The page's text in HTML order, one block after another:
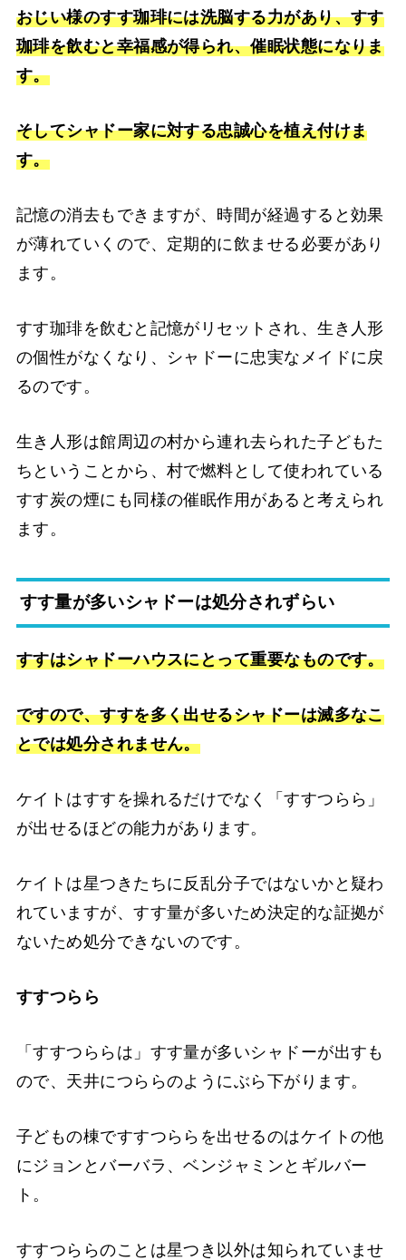
おじい様のすす珈琲には洗脳する力があり、すす
珈琲を飲むと幸福感が得られ、催眠状態になりま
す。
そしてシャドー家に対する忠誠心を植え付けま
す。
記憶の消去もできますが、時間が経過すると効果
が薄れていくので、定期的に飲ませる必要があり
ます。
すす珈琲を飲むと記憶がリセットされ、生き人形
の個性がなくなり、シャドーに忠実なメイドに戻
るのです。
生き人形は館周辺の村から連れ去られた子どもた
ちということから、村で燃料として使われている
すす炭の煙にも同様の催眠作用があると考えられ
ます。
すす量が多いシャドーは処分されずらい
すすはシャドーハウスにとって重要なものです。
ですので、すすを多く出せるシャドーは滅多なこ
とでは処分されません。
ケイトはすすを操れるだけでなく「すすつらら」
が出せるほどの能力があります。
ケイトは星つきたちに反乱分子ではないかと疑わ
れていますが、すす量が多いため決定的な証拠が
ないため処分できないのです。
すすつらら
「すすつららは」すす量が多いシャドーが出すも
ので、天井につららのようにぶら下がります。
子どもの棟ですすつららを出せるのはケイトの他
にジョンとバーバラ、ベンジャミンとギルバー
ト。
すすつららのことは星つき以外は知られていませ